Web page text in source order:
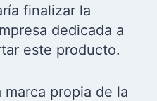
finalizar la
dedicada a
este producto.
marca propia de la